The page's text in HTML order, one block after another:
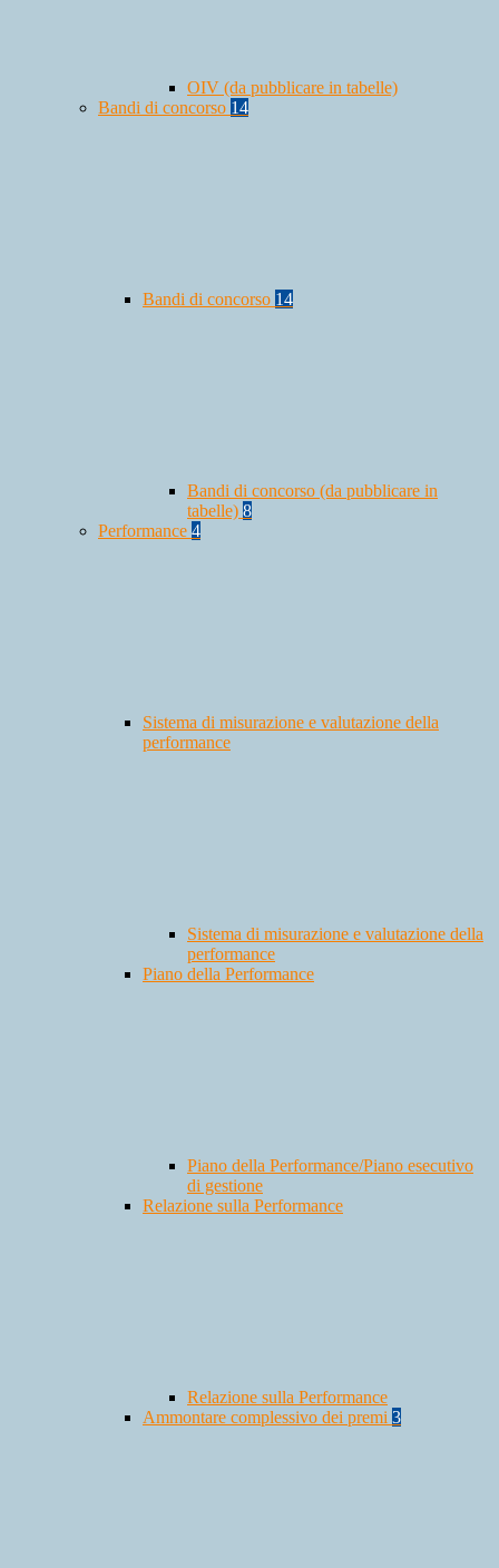
OIV (da pubblicare in tabelle)
Bandi di concorso 14
Bandi di concorso 14
Bandi di concorso (da pubblicare in
tabelle) 8
Performance 4
Sistema di misurazione e valutazione della
performance
Sistema di misurazione e valutazione della
performance
Piano della Performance
Piano della Performance/Piano esecutivo
di gestione
Relazione sulla Performance
Relazione sulla Performance
Ammontare complessivo dei premi 3